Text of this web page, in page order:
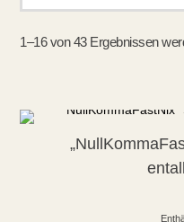
1–16 von 43 Ergebnissen